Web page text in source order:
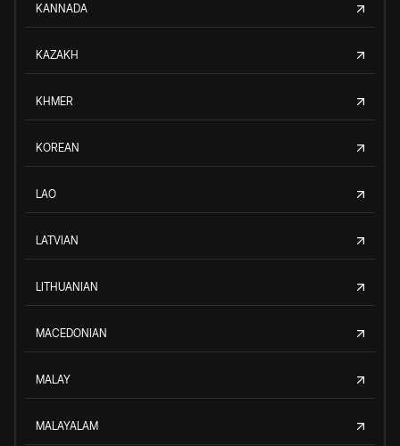
KANNADA
KAZAKH
KHMER
KOREAN
LAO
LATVIAN
LITHUANIAN
MACEDONIAN
MALAY
MALAYALAM